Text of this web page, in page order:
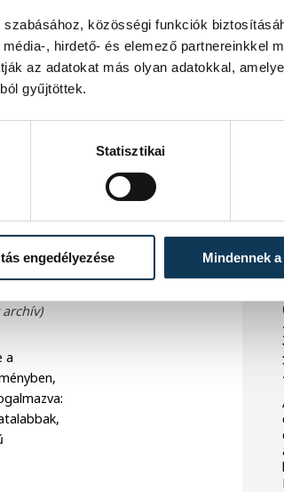
közösségi funkciók
, hirdető- és elemező partnereinkkel
az adatokat más olyan adatokkal,
gyűjtöttek.
Statisztikai
engedélyezése Mindennek
a